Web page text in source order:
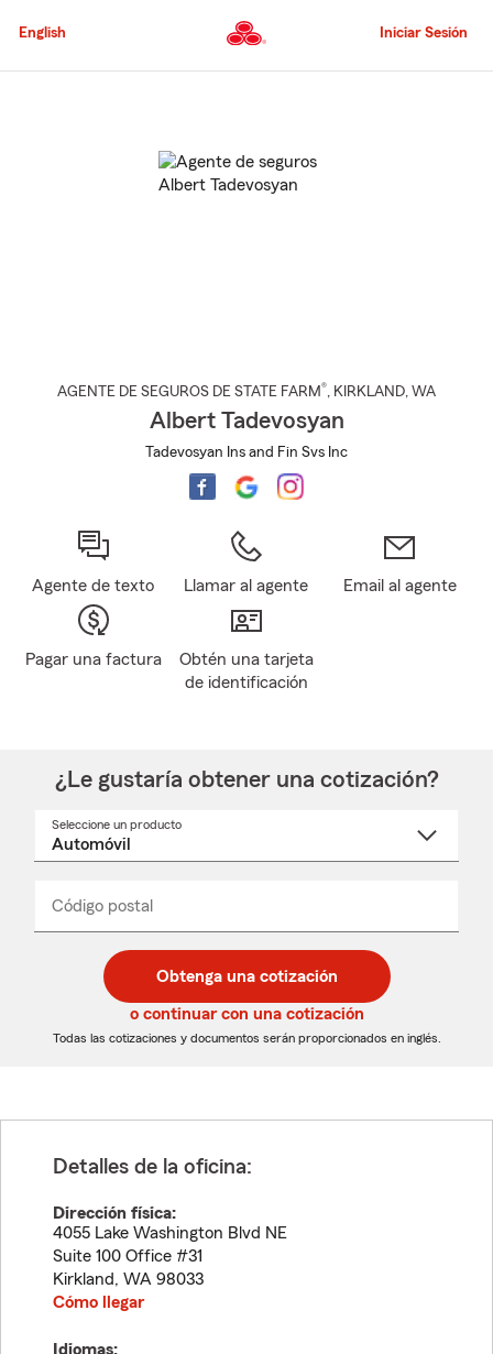
al
principal
English Iniciar Sesión
AGENTE DE SEGUROS DE STATE FARM®, KIRKLAND, WA
Albert Tadevosyan
Tadevosyan Ins and Fin Svs Inc
Agente de texto Llamar al agente Email al agente
Pagar una factura
Obtén una tarjeta
de identificación
¿Le gustaría obtener una cotización?
Seleccione un producto
desplegable
Código postal
de
5
dígitos
de
5
dígitos
_____
Obtenga una cotización
o continuar con una cotización
Todas las cotizaciones y documentos serán proporcionados en inglés.
Detalles de la oficina:
Dirección física:
4055 Lake Washington Blvd NE
Suite 100 Office #31
Kirkland, WA 98033
Cómo llegar
Idiomas: